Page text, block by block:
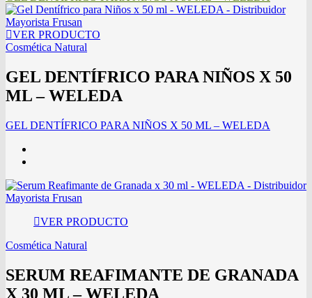
VER PRODUCTO
Cosmética Natural
GEL DENTÍFRICO PARA NIÑOS X 50
ML – WELEDA
GEL DENTÍFRICO PARA NIÑOS X 50 ML – WELEDA
VER PRODUCTO
Cosmética Natural
SERUM REAFIMANTE DE GRANADA
X 30 ML – WELEDA